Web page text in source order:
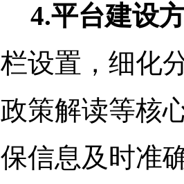
4.平台建设
栏设置，细化
政策解读等核
保信息及时准